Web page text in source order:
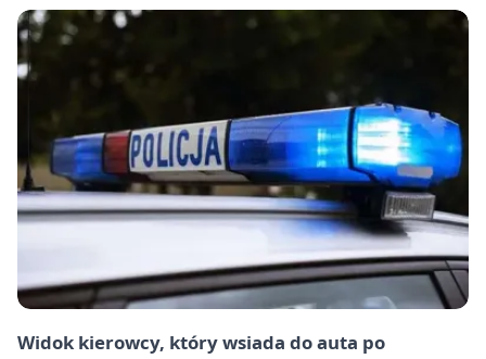
Widok kierowcy, który wsiada do auta po